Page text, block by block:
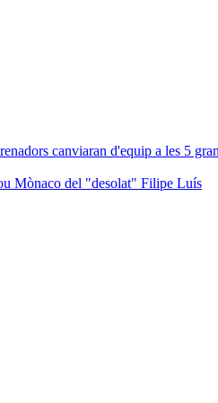
canviaran d'equip a les 5
Mònaco del "desolat" Filipe Luís